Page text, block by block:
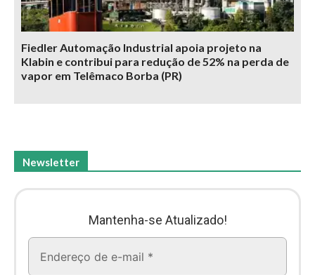
Fiedler Automação Industrial apoia projeto na
Klabin e contribui para redução de 52% na perda de
vapor em Telêmaco Borba (PR)
Newsletter
Mantenha-se Atualizado!